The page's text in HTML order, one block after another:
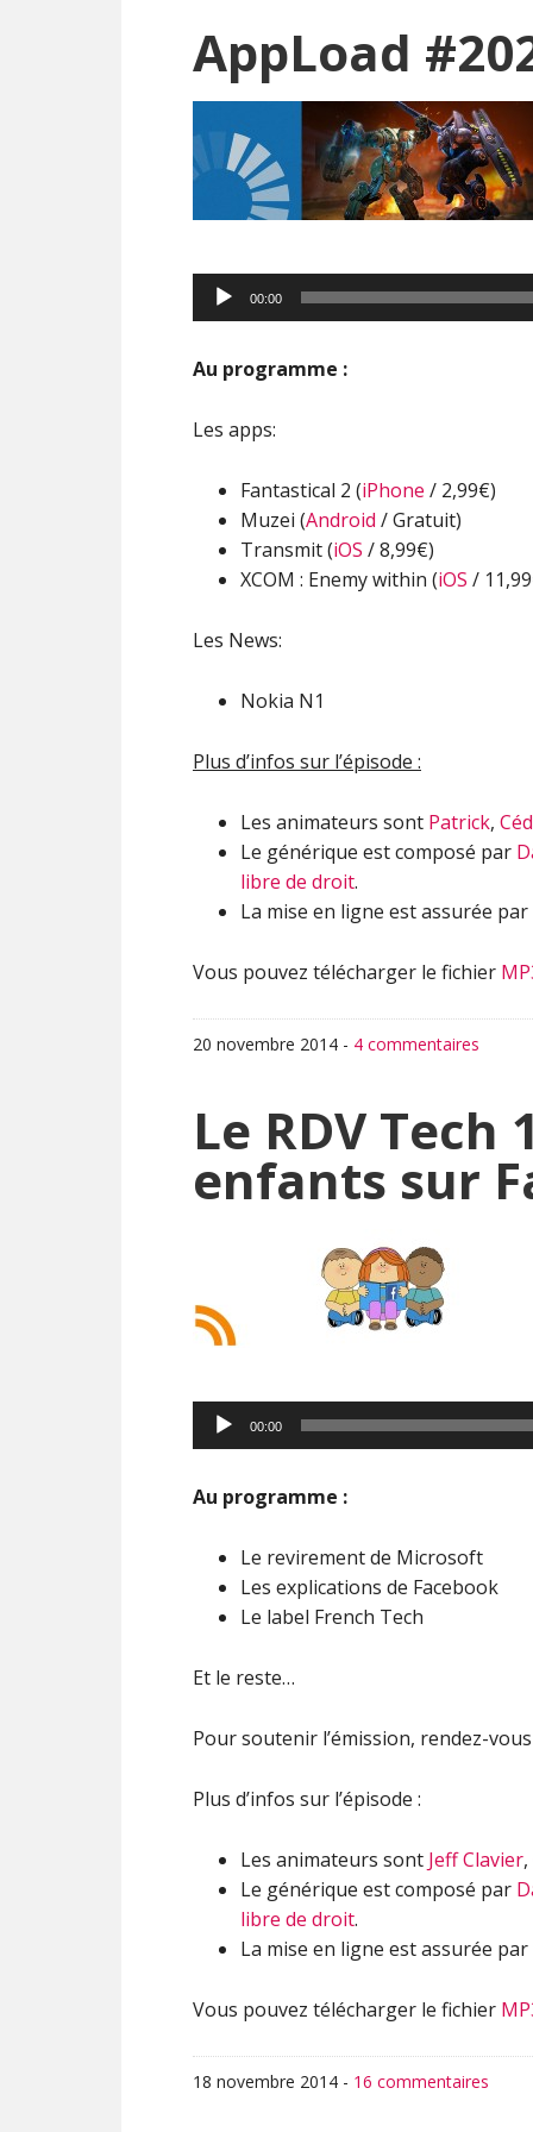
AppLoad
Lecteur
audio
00:00
Au programme :
Les apps:
Fantastical 2 (iPhone / 2,99€)
Muzei (Android / Gratuit)
Transmit (iOS / 8,99€)
XCOM : Enemy within (iOS /
Les News:
Nokia N1
Plus d’infos sur l’épisode :
Les animateurs sont Patrick,
Le générique est composé par
libre de droit.
La mise en ligne est assurée par
Vous pouvez télécharger le fichier
20 novembre 2014 - 4 commentaires
Le RDV Tech
enfants sur
Lecteur
audio
00:00
Au programme :
Le revirement de Microsoft
Les explications de Facebook
Le label French Tech
Et le reste…
Pour soutenir l’émission, rendez-
Plus d’infos sur l’épisode :
Les animateurs sont Jeff Clavier,
Le générique est composé par
libre de droit.
La mise en ligne est assurée par
Vous pouvez télécharger le fichier
18 novembre 2014 - 16 commentaires